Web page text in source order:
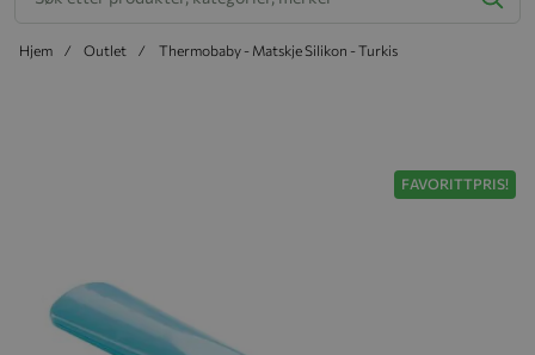
Hjem Outlet Thermobaby - Matskje Silikon - Turkis
FAVORITTPRIS!